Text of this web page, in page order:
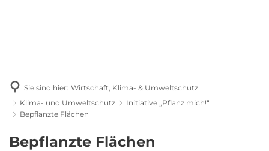
Sie sind hier: Wirtschaft, Klima- & Umweltschutz
Klima- und Umweltschutz
Initiative „Pflanz mich!“
Bepflanzte Flächen
Bepflanzte
Bepflanzte Flächen